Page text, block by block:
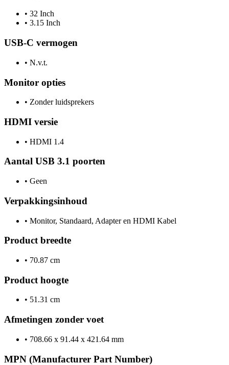
• 32 Inch
• 3.15 Inch
USB-C vermogen
• N.v.t.
Monitor opties
• Zonder luidsprekers
HDMI versie
• HDMI 1.4
Aantal USB 3.1 poorten
• Geen
Verpakkingsinhoud
• Monitor, Standaard, Adapter en HDMI Kabel
Product breedte
• 70.87 cm
Product hoogte
• 51.31 cm
Afmetingen zonder voet
• 708.66 x 91.44 x 421.64 mm
MPN (Manufacturer Part Number)